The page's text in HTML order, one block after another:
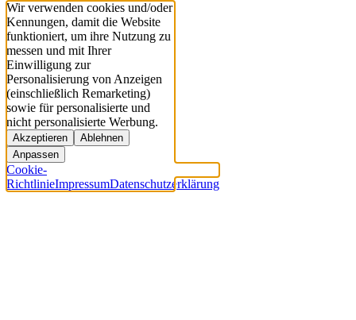
Wir verwenden cookies und/oder
Kennungen, damit die Website
funktioniert, um ihre Nutzung zu
messen und mit Ihrer
Einwilligung zur
Personalisierung von Anzeigen
(einschließlich Remarketing)
sowie für personalisierte und
nicht personalisierte Werbung.
Akzeptieren
Ablehnen
Anpassen
Cookie-
RichtlinieImpressumDatenschutzerklärung